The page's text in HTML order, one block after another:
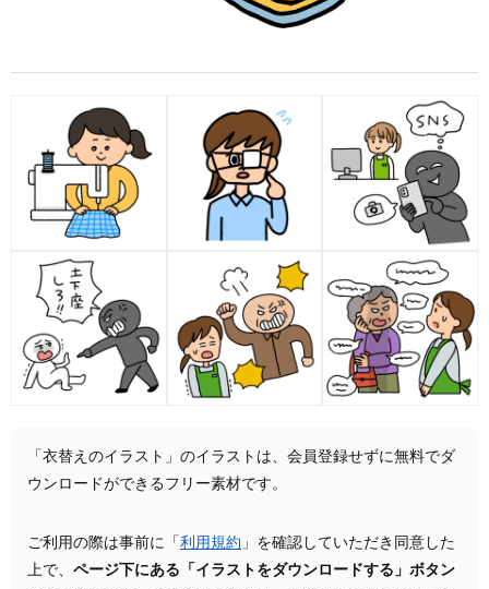
「衣替えのイラスト」のイラストは、会員登録せずに無料でダ
ウンロードができるフリー素材です。
ご利用の際は事前に「 利用規約 」を確認していただき同意した
上で、 ページ下にある「イラストをダウンロードする」ボタン